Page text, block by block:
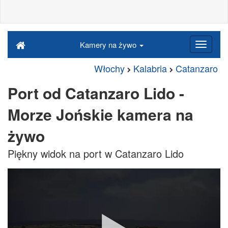
Kamery na żywo
Włochy Kalabria Catanzaro
Port od Catanzaro Lido -
Morze Jońskie kamera na
żywo
Piękny widok na port w Catanzaro Lido